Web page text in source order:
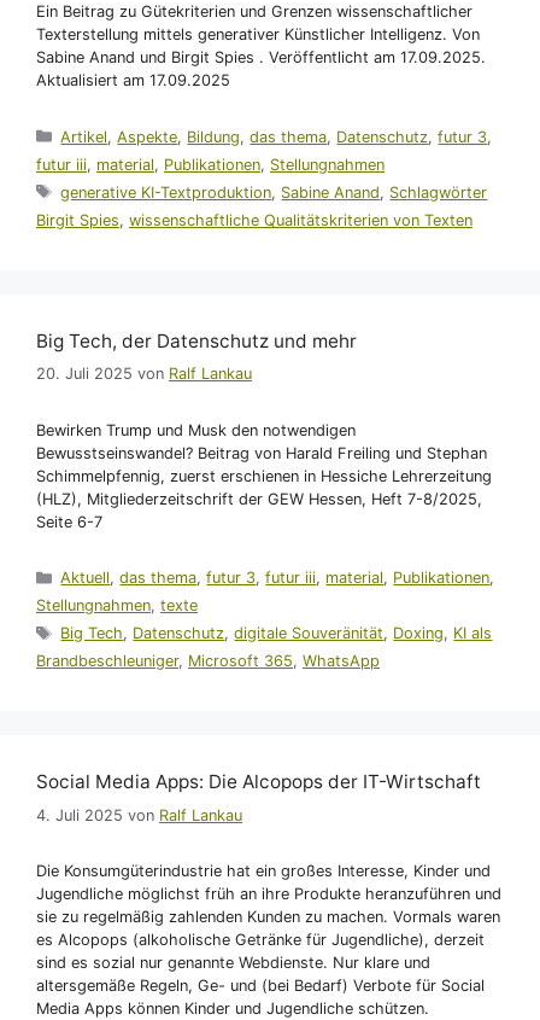
Ein Beitrag zu Gütekriterien und Grenzen wissenschaftlicher
Texterstellung mittels generativer Künstlicher Intelligenz. Von
Sabine Anand und Birgit Spies . Veröffentlicht am 17.09.2025.
Aktualisiert am 17.09.2025
Kategorien
Artikel,Aspekte, Bildung,das thema, Datenschutz,futur 3,
futur iii, material, Publikationen, Stellungnahmen
Schlagwörter
generative KI-Textproduktion, Sabine Anand, Schlagwörter
Birgit Spies, wissenschaftliche Qualitätskriterien von Texten
Big Tech, der Datenschutz und mehr
20. Juli 2025 von Ralf Lankau
Bewirken Trump und Musk den notwendigen
Bewusstseinswandel? Beitrag von Harald Freiling und Stephan
Schimmelpfennig, zuerst erschienen in Hessiche Lehrerzeitung
(HLZ), Mitgliederzeitschrift der GEW Hessen, Heft 7-8/2025,
Seite 6-7
Kategorien
Aktuell,das thema,futur 3,futur iii, material, Publikationen,
Stellungnahmen, texte
Schlagwörter
Big Tech, Datenschutz,digitale Souveränität, Doxing, KI als
Brandbeschleuniger, Microsoft 365, WhatsApp
Social Media Apps: Die Alcopops der IT-Wirtschaft
4. Juli 2025 von Ralf Lankau
Die Konsumgüterindustrie hat ein großes Interesse, Kinder und
Jugendliche möglichst früh an ihre Produkte heranzuführen und
sie zu regelmäßig zahlenden Kunden zu machen. Vormals waren
es Alcopops (alkoholische Getränke für Jugendliche), derzeit
sind es sozial nur genannte Webdienste. Nur klare und
altersgemäße Regeln, Ge- und (bei Bedarf) Verbote für Social
Media Apps können Kinder und Jugendliche schützen.